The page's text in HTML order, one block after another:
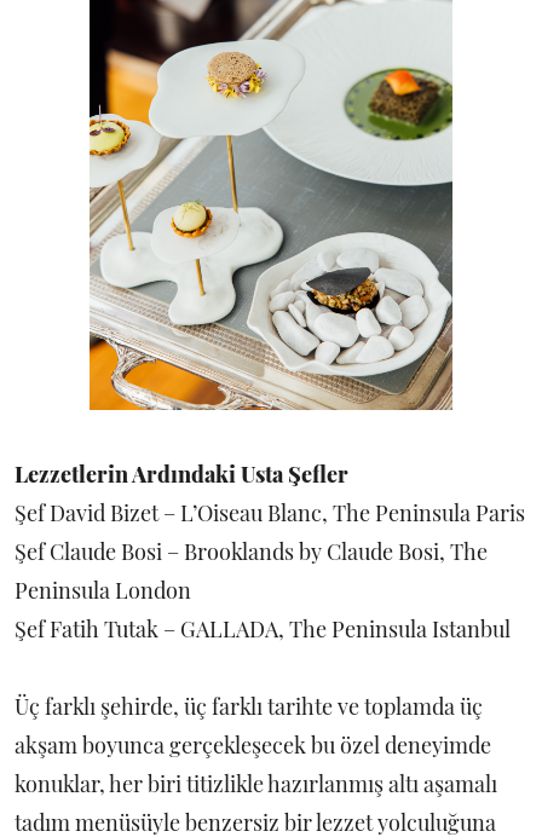
Lezzetlerin Ardındaki Usta Şefler
Şef David Bizet – L’Oiseau Blanc, The Peninsula Paris
Şef Claude Bosi – Brooklands by Claude Bosi, The
Peninsula London
Şef Fatih Tutak – GALLADA, The Peninsula Istanbul
Üç farklı şehirde, üç farklı tarihte ve toplamda üç
akşam boyunca gerçekleşecek bu özel deneyimde
konuklar, her biri titizlikle hazırlanmış altı aşamalı
tadım menüsüyle benzersiz bir lezzet yolculuğuna